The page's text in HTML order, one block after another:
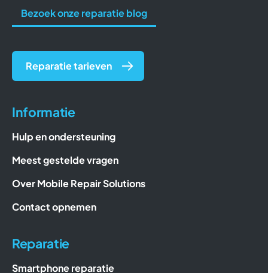
Informatie
Hulp en ondersteuning
Meest gestelde vragen
Over Mobile Repair Solutions
Contact opnemen
Reparatie
Smartphone reparatie
Bezoek onze reparatie blog
Reparatie tarieven